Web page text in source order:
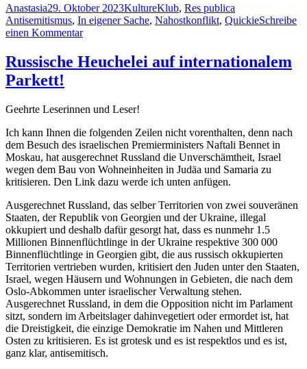
Autor
AnastasiaVeröffentlicht
am
29. Oktober 2023Kategorien
KultureKlub, Res publica
Antisemitismus, In eigener Sache, Nahostkonflikt, QuickieSchreibe
einen Kommentarzu
Quickie
in
Russische Heuchelei auf internationalem
Parkett!
Geehrte Leserinnen und Leser!
Ich kann Ihnen die folgenden Zeilen nicht vorenthalten, denn nach
dem Besuch des israelischen Premierministers Naftali Bennet in
Moskau, hat ausgerechnet Russland die Unverschämtheit, Israel
wegen dem Bau von Wohneinheiten in Judäa und Samaria zu
kritisieren. Den Link dazu werde ich unten anfügen.
Ausgerechnet Russland, das selber Territorien von zwei souveränen
Staaten, der Republik von Georgien und der Ukraine, illegal
okkupiert und deshalb dafür gesorgt hat, dass es nunmehr 1.5
Millionen Binnenflüchtlinge in der Ukraine respektive 300 000
Binnenflüchtlinge in Georgien gibt, die aus russisch okkupierten
Territorien vertrieben wurden, kritisiert den Juden unter den Staaten,
Israel, wegen Häusern und Wohnungen in Gebieten, die nach dem
Oslo-Abkommen unter israelischer Verwaltung stehen.
Ausgerechnet Russland, in dem die Opposition nicht im Parlament
sitzt, sondern im Arbeitslager dahinvegetiert oder ermordet ist, hat
die Dreistigkeit, die einzige Demokratie im Nahen und Mittleren
Osten zu kritisieren. Es ist grotesk und es ist respektlos und es ist,
ganz klar, antisemitisch.